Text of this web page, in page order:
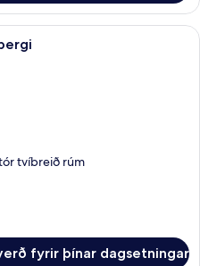
Ókeypis drykkir á míníbar,
tvíbreið rúm
fyrir þínar dagsetningar